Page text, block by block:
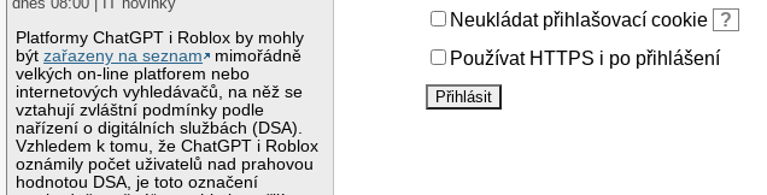
Platformy ChatGPT i Roblox by mohly
býtzařazeny na seznam
mimořádně
velkých on-line platforem nebo
internetových vyhledávačů, na něž se
vztahují zvláštní podmínky podle
nařízení o digitálních službách (DSA).
Vzhledem k tomu, že ChatGPT i Roblox
oznámily počet uživatelů nad prahovou
hodnotou DSA, je toto označení
Neukládat přihlašovací cookie
?
Používat HTTPS i po přihlášení